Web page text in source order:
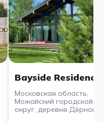
Bayside Residence
Московская область,
Можайский городской
округ, деревня Дёрново